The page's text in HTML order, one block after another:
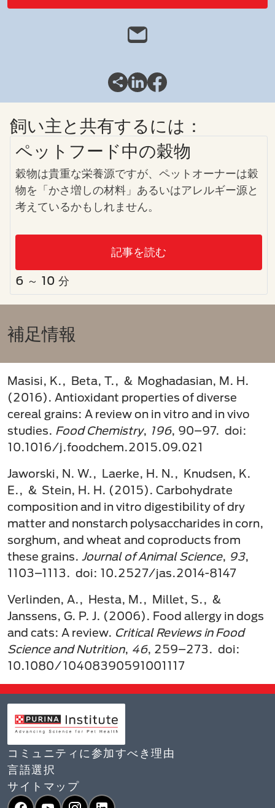
飼い主と共有するには：
ペットフード中の穀物
穀物は貴重な栄養源ですが、ペットオーナーは穀
物を「かさ増しの材料」あるいはアレルギー源と
考えているかもしれません。
記事を読む
6 ～ 10 分
補足情報​
Masisi, K., Beta, T., & Moghadasian, M. H.
(2016). Antioxidant properties of diverse
cereal grains: A review on in vitro and in vivo
studies. Food Chemistry, 196, 90–97. doi:
10.1016/j.foodchem.2015.09.021
Jaworski, N. W., Laerke, H. N., Knudsen, K.
E., & Stein, H. H. (2015). Carbohydrate
composition and in vitro digestibility of dry
matter and nonstarch polysaccharides in corn,
sorghum, and wheat and coproducts from
these grains. Journal of Animal Science, 93,
1103–1113. doi: 10.2527/jas.2014-8147
Verlinden, A., Hesta, M., Millet, S., &
Janssens, G. P. J. (2006). Food allergy in dogs
and cats: A review. Critical Reviews in Food
Science and Nutrition, 46, 259–273. doi:
10.1080/10408390591001117
コミュニティに参加すべき理由
言語選択​
サイトマップ
Facebook
YouTubeInstagram
LinkedIn